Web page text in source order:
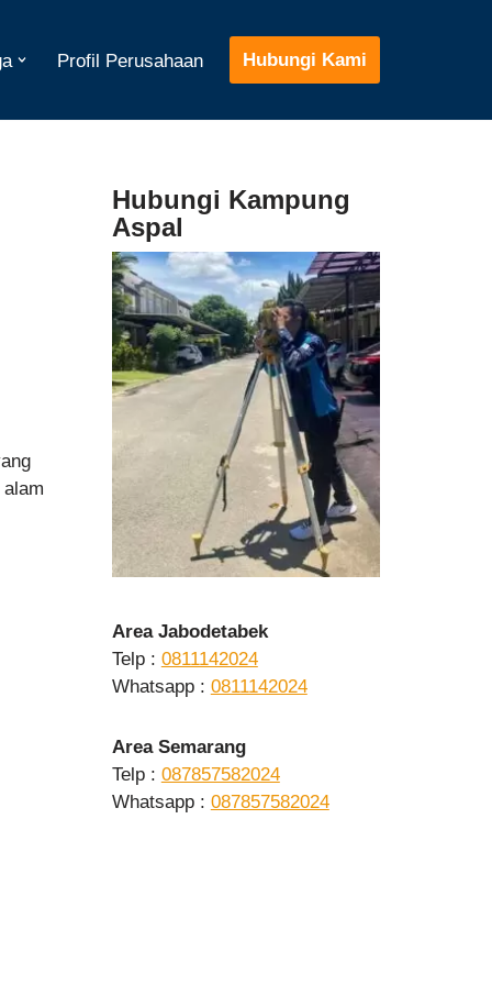
Profil Perusahaan Hubungi Kami
Hubungi Kampung
Aspal
Area Jabodetabek
Telp : 0811142024
Whatsapp : 0811142024
Area Semarang
Telp : 087857582024
Whatsapp : 087857582024